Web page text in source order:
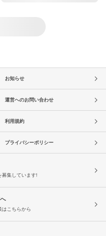
お知らせ
運営へのお問い合わせ
利用規約
プライバシーポリシー
募集しています!
はこちらから